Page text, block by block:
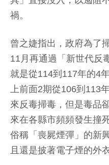
禍。
曾之婕指出，政府為了
11月再通過「新世代反
就是從114到117年的4
上前面2期從106到113
來反毒掃毒，但是毒品
來在各縣市頻頻發生撞
俗稱「喪屍煙彈」的新
且還是披著電子煙的外